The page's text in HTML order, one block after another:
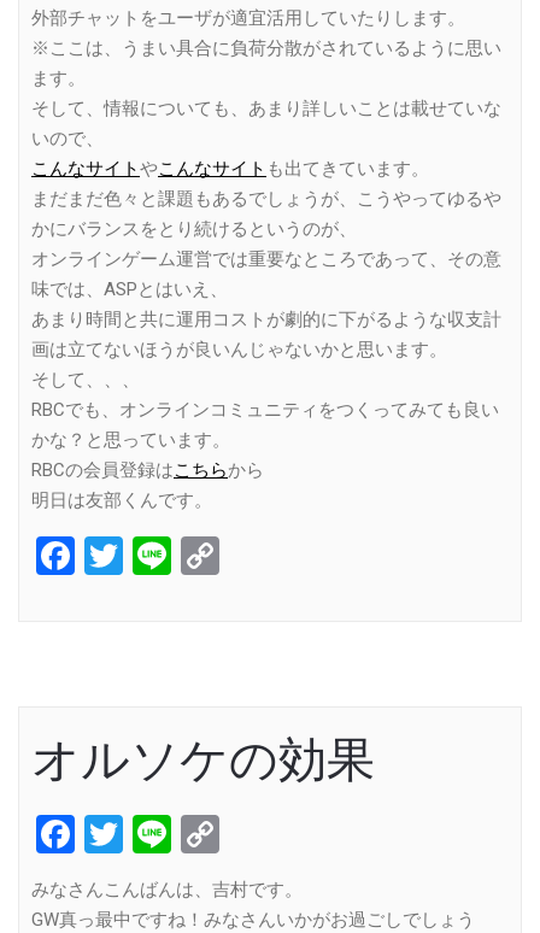
外部チャットをユーザが適宜活用していたりします。
※ここは、うまい具合に負荷分散がされているように思い
ます。
そして、情報についても、あまり詳しいことは載せていな
いので、
こんなサイトやこんなサイト も出てきています。
まだまだ色々と課題もあるでしょうが、こうやってゆるや
かにバランスをとり続けるというのが、
オンラインゲーム運営では重要なところであって、その意
味では、ASPとはいえ、
あまり時間と共に運用コストが劇的に下がるような収支計
画は立てないほうが良いんじゃないかと思います。
そして、、、
RBCでも、オンラインコミュニティをつくってみても良い
かな？と思っています。
RBCの会員登録はこちらから
明日は友部くんです。
Facebook
Twitter
Line
オルソケの効果
Facebook
Twitter
Line
Link
みなさんこんばんは、吉村です。
GW真っ最中ですね！みなさんいかがお過ごしでしょう